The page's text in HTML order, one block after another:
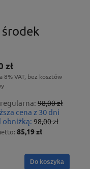
zł
8% VAT, bez kosztów
98,00 zł
cena z 30 dni
obniżką: 98,00 zł
85,19 zł
Do koszyka